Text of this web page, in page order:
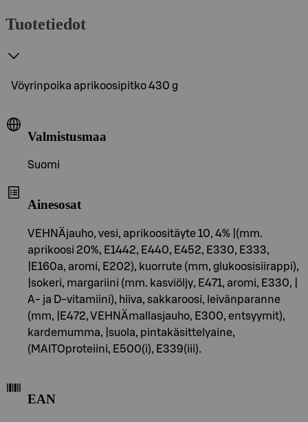
Tuotetiedot
Vöyrinpoika aprikoosipitko 430 g
Valmistusmaa
Suomi
Ainesosat
VEHNÄjauho, vesi, aprikoositäyte 10, 4% |(mm.
aprikoosi 20%, E1442, E440, E452, E330, E333,
|E160a, aromi, E202), kuorrute (mm, glukoosisiirappi),
|sokeri, margariini (mm. kasviöljy, E471, aromi, E330, |
A- ja D-vitamiini), hiiva, sakkaroosi, leivänparanne
(mm, |E472, VEHNÄmallasjauho, E300, entsyymit),
kardemumma, |suola, pintakäsittelyaine,
(MAITOproteiini, E500(i), E339(iii).
EAN